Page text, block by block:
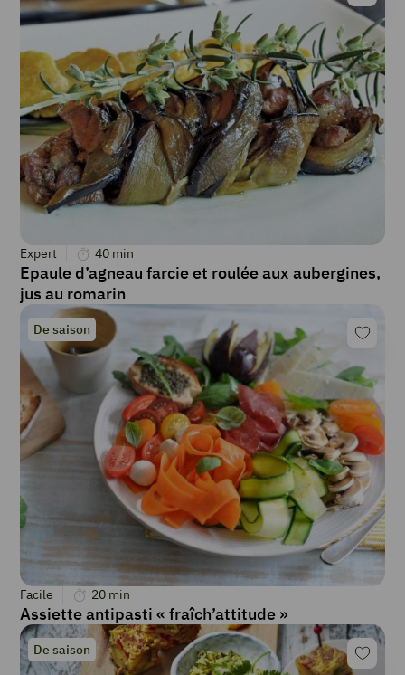
Expert 40 min
Epaule d’agneau farcie et roulée aux aubergines,
jus au romarin
De saison
Facile 20 min
Assiette antipasti « fraîch’attitude »
De saison